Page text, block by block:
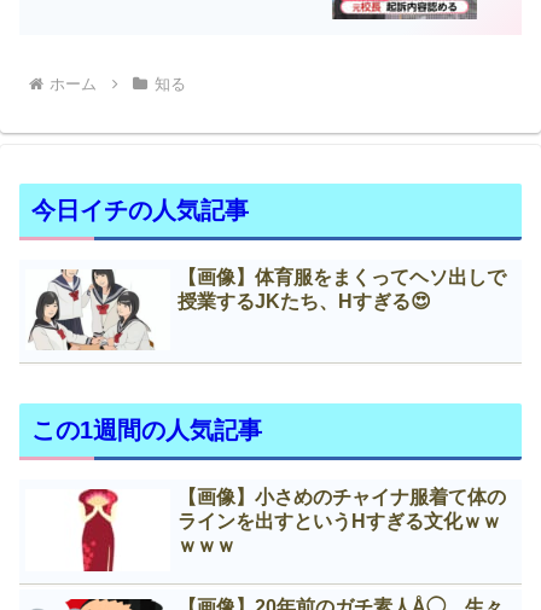
ホーム 知る
今日イチの人気記事
【画像】体育服をまくってヘソ出しで
授業するJKたち、Нすぎる😍
この1週間の人気記事
【画像】小さめのチャイナ服着て体の
ラインを出すというНすぎる文化ｗｗ
ｗｗｗ